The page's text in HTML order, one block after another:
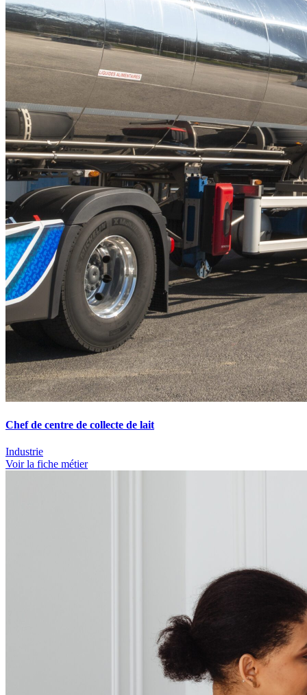
Chef de centre de collecte de lait
Industrie
Voir la fiche métier